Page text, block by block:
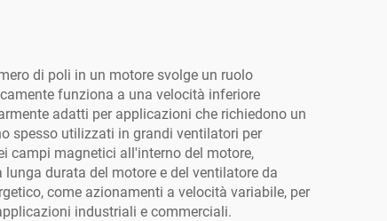
di poli in un motore svolge un ruolo
funziona a una velocità inferiore
adatti per applicazioni che richiedono un
spesso utilizzati in grandi ventilatori per
campi magnetici all'interno del motore,
durata del motore e del ventilatore da
come azionamenti a velocità variabile, per
industriali e commerciali.